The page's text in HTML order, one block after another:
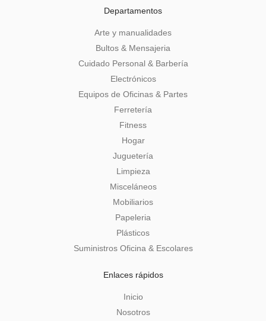
Departamentos
Arte y manualidades
Bultos & Mensajeria
Cuidado Personal & Barbería
Electrónicos
Equipos de Oficinas & Partes
Ferretería
Fitness
Hogar
Juguetería
Limpieza
Misceláneos
Mobiliarios
Papeleria
Plásticos
Suministros Oficina & Escolares
Enlaces rápidos
Inicio
Nosotros